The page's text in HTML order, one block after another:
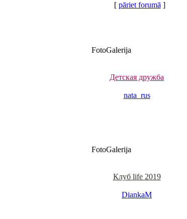
[ pāriet forumā ]
FotoGalerija
Детская дружба
nata_rus
FotoGalerija
Клуб life 2019
DiankaM